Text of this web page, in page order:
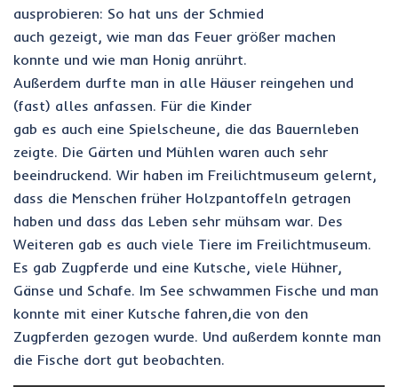
ausprobieren: So hat uns der Schmied
auch gezeigt, wie man das Feuer größer machen
konnte und wie man Honig anrührt.
Außerdem durfte man in alle Häuser reingehen und
(fast) alles anfassen. Für die Kinder
gab es auch eine Spielscheune, die das Bauernleben
zeigte. Die Gärten und Mühlen waren auch sehr
beeindruckend. Wir haben im Freilichtmuseum gelernt,
dass die Menschen früher Holzpantoffeln getragen
haben und dass das Leben sehr mühsam war. Des
Weiteren gab es auch viele Tiere im Freilichtmuseum.
Es gab Zugpferde und eine Kutsche, viele Hühner,
Gänse und Schafe. Im See schwammen Fische und man
konnte mit einer Kutsche fahren,die von den
Zugpferden gezogen wurde. Und außerdem konnte man
die Fische dort gut beobachten.